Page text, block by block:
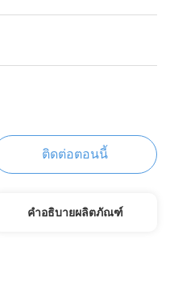
ติดต่อตอนนี้
คำอธิบายผลิตภัณฑ์